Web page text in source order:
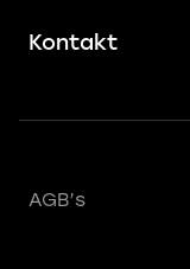
Kontakt
AGB’s